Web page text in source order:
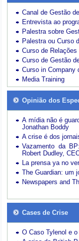
Canal de Gestão
Entrevista ao
Palestra sobre
Palestra ou Curso
Curso de
Curso de Gestão
Curso in Company
Media Training
Opinião dos
A mídia não é
Jonathan Boddy
A crise é dos
Vazamento da
Robert Dudley,
La prensa ya no
The Guardian: um
Newspapers and
Cases de Crise
O Caso Tylenol e